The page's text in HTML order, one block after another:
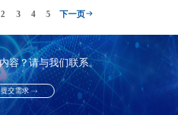
2 3 4 5 下一页
容？请与我们联系。
提交需求